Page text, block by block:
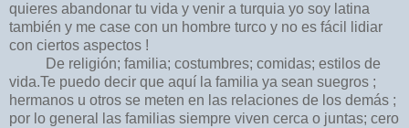
quieres abandonar tu vida y venir a turquia yo soy latina
también y me case con un hombre turco y no es fácil lidiar
con ciertos aspectos !
De religión; familia; costumbres; comidas; estilos de
vida.Te puedo decir que aquí la familia ya sean suegros ;
hermanos u otros se meten en las relaciones de los demás ;
por lo general las familias siempre viven cerca o juntas; cero